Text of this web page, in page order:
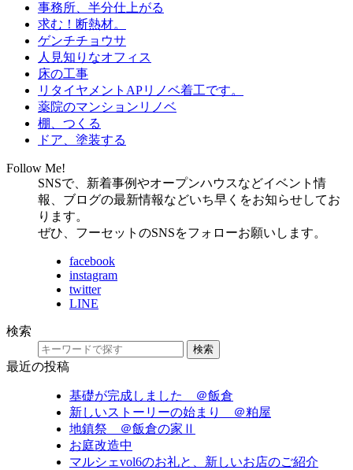
事務所、半分仕上がる
求む！断熱材。
ゲンチチョウサ
人見知りなオフィス
床の工事
リタイヤメントAPリノベ着工です。
薬院のマンションリノベ
棚、つくる
ドア、塗装する
Follow Me!
SNSで、新着事例やオープンハウスなどイベント情
報、ブログの最新情報などいち早くをお知らせしてお
ります。
ぜひ、フーセットのSNSをフォローお願いします。
facebook
instagram
twitter
LINE
検索
検索
最近の投稿
基礎が完成しました ＠飯倉
新しいストーリーの始まり ＠粕屋
地鎮祭 ＠飯倉の家Ⅱ
お庭改造中
マルシェvol6のお礼と、新しいお店のご紹介